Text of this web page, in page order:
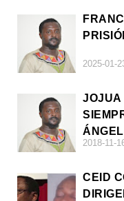
2025-01-
JOJUA
2018-11-
CEID